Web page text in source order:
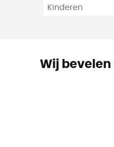
Kinderen
Wij bevelen